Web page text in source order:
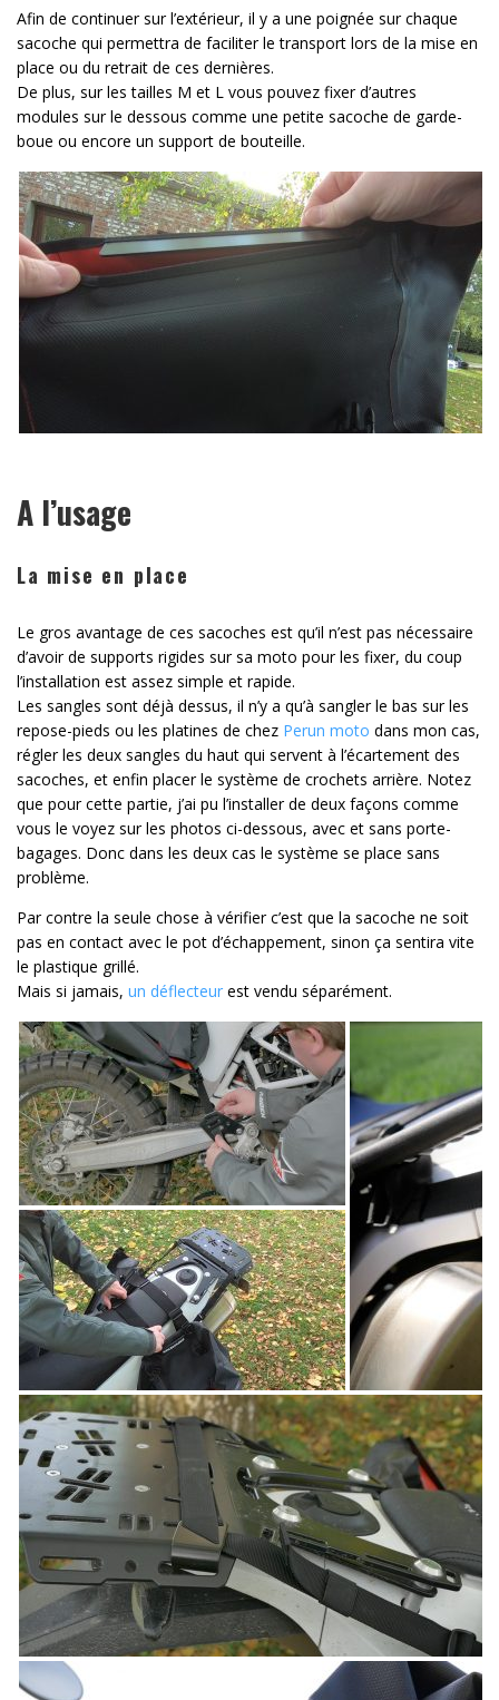
Afin de continuer sur l’extérieur, il y a une poignée sur chaque
sacoche qui permettra de faciliter le transport lors de la mise en
place ou du retrait de ces dernières.
De plus, sur les tailles M et L vous pouvez fixer d’autres
modules sur le dessous comme une petite sacoche de garde-
boue ou encore un support de bouteille.
A l’usage
La mise en place
Le gros avantage de ces sacoches est qu’il n’est pas nécessaire
d’avoir de supports rigides sur sa moto pour les fixer, du coup
l’installation est assez simple et rapide.
Les sangles sont déjà dessus, il n’y a qu’à sangler le bas sur les
repose-pieds ou les platines de chez Perun moto dans mon cas,
régler les deux sangles du haut qui servent à l’écartement des
sacoches, et enfin placer le système de crochets arrière. Notez
que pour cette partie, j’ai pu l’installer de deux façons comme
vous le voyez sur les photos ci-dessous, avec et sans porte-
bagages. Donc dans les deux cas le système se place sans
problème.
Par contre la seule chose à vérifier c’est que la sacoche ne soit
pas en contact avec le pot d’échappement, sinon ça sentira vite
le plastique grillé.
Mais si jamais, un déflecteur est vendu séparément.